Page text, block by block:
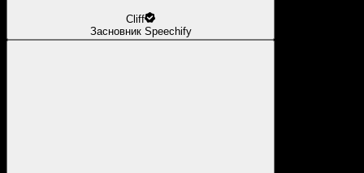
Cliff
Засновник Speechify